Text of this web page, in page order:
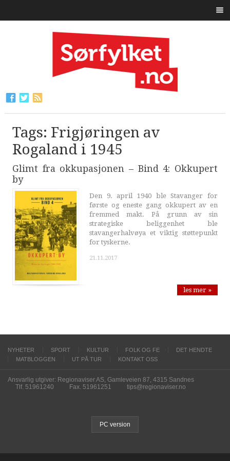
Tags: Frigjøringen av
Rogaland i 1945
Glimt fra okkupasjonen – Bind 4: Okkupert
by
Den 9. april 1940 ble Stavanger for
første og eneste gang okkupert av en
fremmed makt. På grunn av sin
strategiske beliggenhet ble
stavangerhalvøya et viktig støttepunkt
for tyskerne.
21.11.2017
les mer »
NYHETER SPORT KULTUR FOLK OG FE
DET HENDTE
MATBLOGGEN
UT PÅ TUR KONTAKT OSS
Ansvarlig utgiver: Regionaviser AS, Gamleveien 87, 4315 Sandnes
Tlf. 51961240
Fax. 51961251 tips@regionaviser.no
PC version